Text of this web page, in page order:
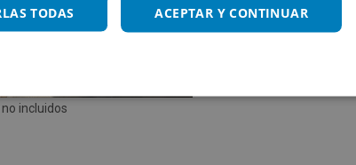
incluidos
ACEPTAR Y CONTINUAR
TODAS